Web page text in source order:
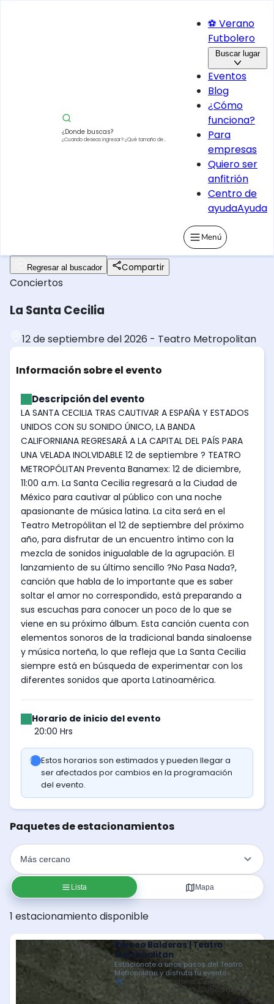
¿Donde buscas?
¿Cuando deseas ingresar?¿Qué tamaño de
⚽ Verano
Futbolero
Buscar lugar
Eventos
Blog
¿Cómo
funciona?
Para
empresas
Quiero ser
anfitrión
Centro de
ayudaAyuda
Menú
Regresar al buscador Compartir
Conciertos
La Santa Cecilia
12 de septiembre del 2026 - Teatro Metropolitan
Información sobre el evento
Descripción del evento
LA SANTA CECILIA TRAS CAUTIVAR A ESPAÑA Y ESTADOS
UNIDOS CON SU SONIDO ÚNICO, LA BANDA
CALIFORNIANA REGRESARÁ A LA CAPITAL DEL PAÍS PARA
UNA VELADA INOLVIDABLE 12 de septiembre ? TEATRO
METROPÓLITAN Preventa Banamex: 12 de diciembre,
11:00 a.m. La Santa Cecilia regresará a la Ciudad de
México para cautivar al público con una noche
apasionante de música latina. La cita será en el
Teatro Metropólitan el 12 de septiembre del próximo
año, para disfrutar de un encuentro íntimo con la
mezcla de sonidos inigualable de la agrupación. El
lanzamiento de su último sencillo ?No Pasa Nada?,
canción que habla de lo importante que es saber
soltar el amor no correspondido, está preparando a
sus escuchas para conocer un poco de lo que se
viene en su próximo álbum. Esta canción cuenta con
elementos sonoros de la tradicional banda sinaloense
y música norteña, lo que refleja que La Santa Cecilia
siempre está en búsqueda de experimentar con los
diferentes sonidos que aporta Latinoamérica.
Horario de inicio del evento
20:00 Hrs
Estos horarios son estimados y pueden llegar a
ser afectados por cambios en la programación
del evento.
Paquetes de estacionamientos
Lista Mapa
1 estacionamiento disponible
Parkeo Balderas | Teatro
Metropolitan
Estaciónate a unos pasos del Teatro
Metropolitan y disfruta tu evento
Balderas 39, Colonia Centro, Centro,
Cuauhtémoc, 06040 Ciudad de
México, CDMX, México